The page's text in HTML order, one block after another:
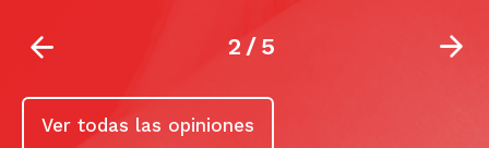
2/5
Ver todas las opiniones